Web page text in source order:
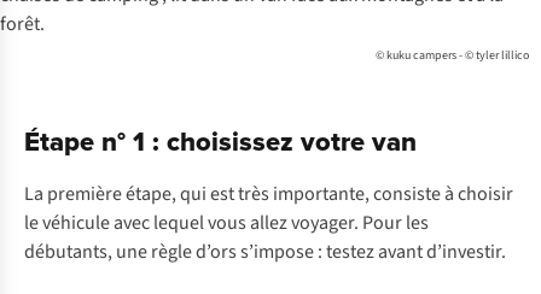
© kuku campers - © tyler lillico
Étape n° 1 : choisissez votre van
La première étape, qui est très importante, consiste à choisir
le véhicule avec lequel vous allez voyager. Pour les
débutants, une règle d’ors s’impose : testez avant d’investir.